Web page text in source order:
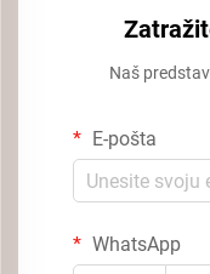
Naš
E-pošta
WhatsApp